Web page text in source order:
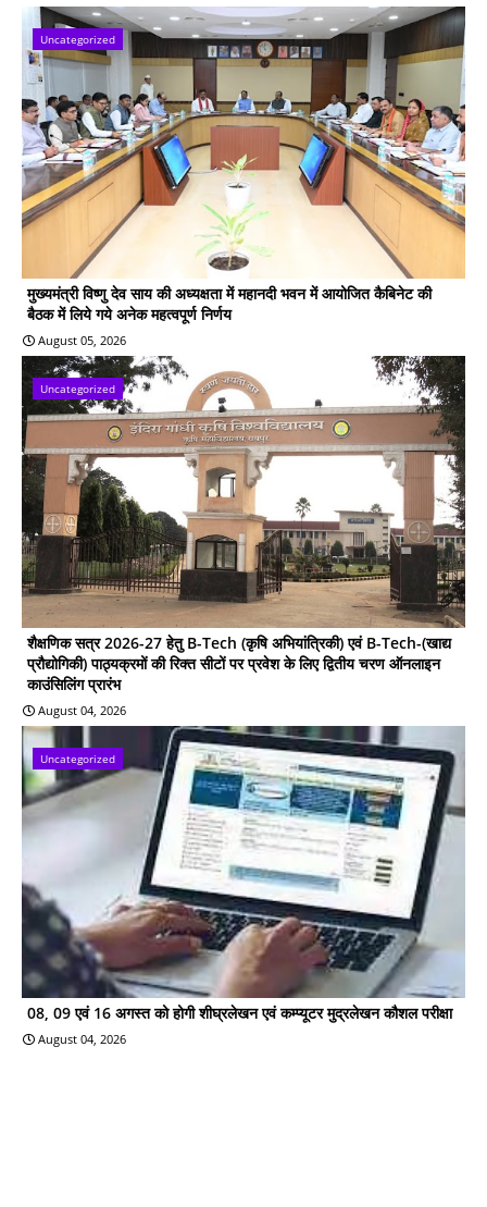
Uncategorized
मुख्यमंत्री विष्णु देव साय की अध्यक्षता में महानदी भवन में आयोजित कैबिनेट की
बैठक में लिये गये अनेक महत्वपूर्ण निर्णय
August 05, 2026
Uncategorized
शैक्षणिक सत्र 2026-27 हेतु B-Tech (कृषि अभियांत्रिकी) एवं B-Tech-(खाद्य
प्रौद्योगिकी) पाठ्यक्रमों की रिक्त सीटों पर प्रवेश के लिए द्वितीय चरण ऑनलाइन
काउंसिलिंग प्रारंभ
August 04, 2026
Uncategorized
08, 09 एवं 16 अगस्त को होगी शीघ्रलेखन एवं कम्प्यूटर मुद्रलेखन कौशल परीक्षा
August 04, 2026